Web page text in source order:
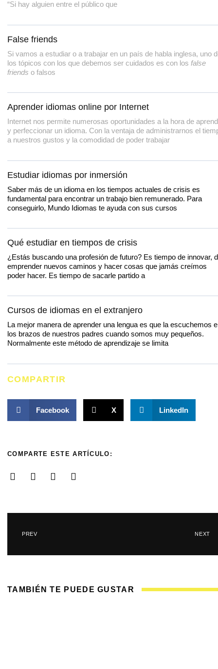
“Si hay alguien entre el público que
False friends
Si vamos a estudiar o a trabajar en un país de habla inglesa, uno
los tópicos con los que debemos ser cuidados es con los false
friends o falsos
Aprender idiomas online por Internet
Internet nos permite numerosas oportunidades a la hora de
y perfeccionar un idioma. Con la ventaja de administrarnos el
a nuestros gustos y la comodidad de poder trabajar
Estudiar idiomas por inmersión
Saber más de un idioma en los tiempos actuales de crisis es
fundamental para encontrar un trabajo bien remunerado. Para
conseguirlo, Mundo Idiomas te ayuda con sus cursos
Qué estudiar en tiempos de crisis
¿Estás buscando una profesión de futuro? Es tiempo de innovar,
emprender nuevos caminos y hacer cosas que jamás creímos
poder hacer. Es tiempo de sacarle partido a
Cursos de idiomas en el extranjero
La mejor manera de aprender una lengua es que la escuchemos
los brazos de nuestros padres cuando somos muy pequeños.
Normalmente este método de aprendizaje se limita
COMPARTIR
Facebook X LinkedIn
COMPARTE ESTE ARTÍCULO:
PREV NEXT
TAMBIÉN TE PUEDE GUSTAR